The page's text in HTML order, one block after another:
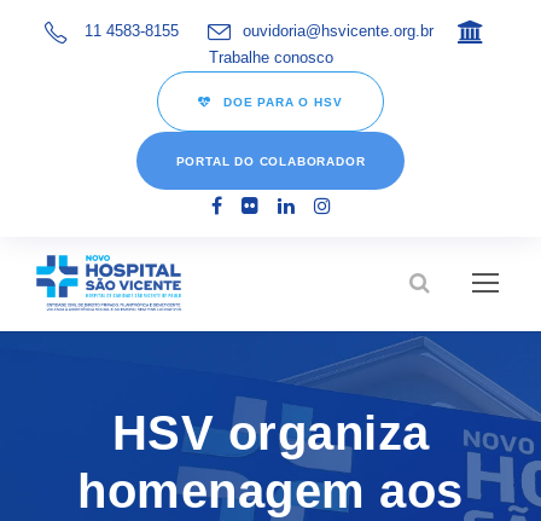
11 4583-8155
ouvidoria@hsvicente.org.br
Trabalhe conosco
DOE PARA O HSV
PORTAL DO COLABORADOR
HSV organiza
homenagem aos